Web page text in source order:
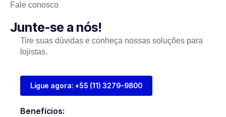
Fale conosco
Junte-se a nós!
Tire suas dúvidas e conheça nossas soluções para
lojistas.
Ligue agora: +55 (11) 3279-9800
Benefícios: